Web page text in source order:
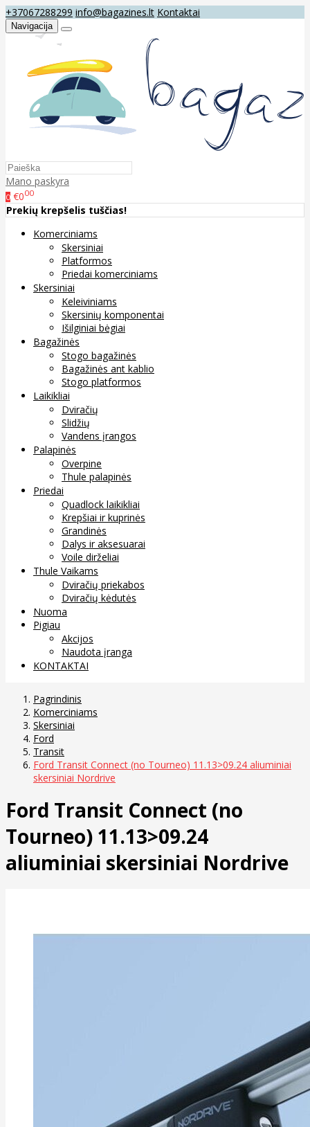
+37067288299 info@bagazines.lt Kontaktai
Navigacija
Mano paskyra
0 €000
Prekių krepšelis tuščias!
Komerciniams
Skersiniai
Platformos
Priedai komerciniams
Skersiniai
Keleiviniams
Skersinių komponentai
Išilginiai bėgiai
Bagažinės
Stogo bagažinės
Bagažinės ant kablio
Stogo platformos
Laikikliai
Dviračių
Slidžių
Vandens įrangos
Palapinės
Overpine
Thule palapinės
Priedai
Quadlock laikikliai
Krepšiai ir kuprinės
Grandinės
Dalys ir aksesuarai
Voile dirželiai
Thule Vaikams
Dviračių priekabos
Dviračių kėdutės
Nuoma
Pigiau
Akcijos
Naudota įranga
KONTAKTAI
Pagrindinis
Komerciniams
Skersiniai
Ford
Transit
Ford Transit Connect (no Tourneo) 11.13>09.24 aliuminiai
skersiniai Nordrive
Ford Transit Connect (no
Tourneo) 11.13>09.24
aliuminiai skersiniai Nordrive